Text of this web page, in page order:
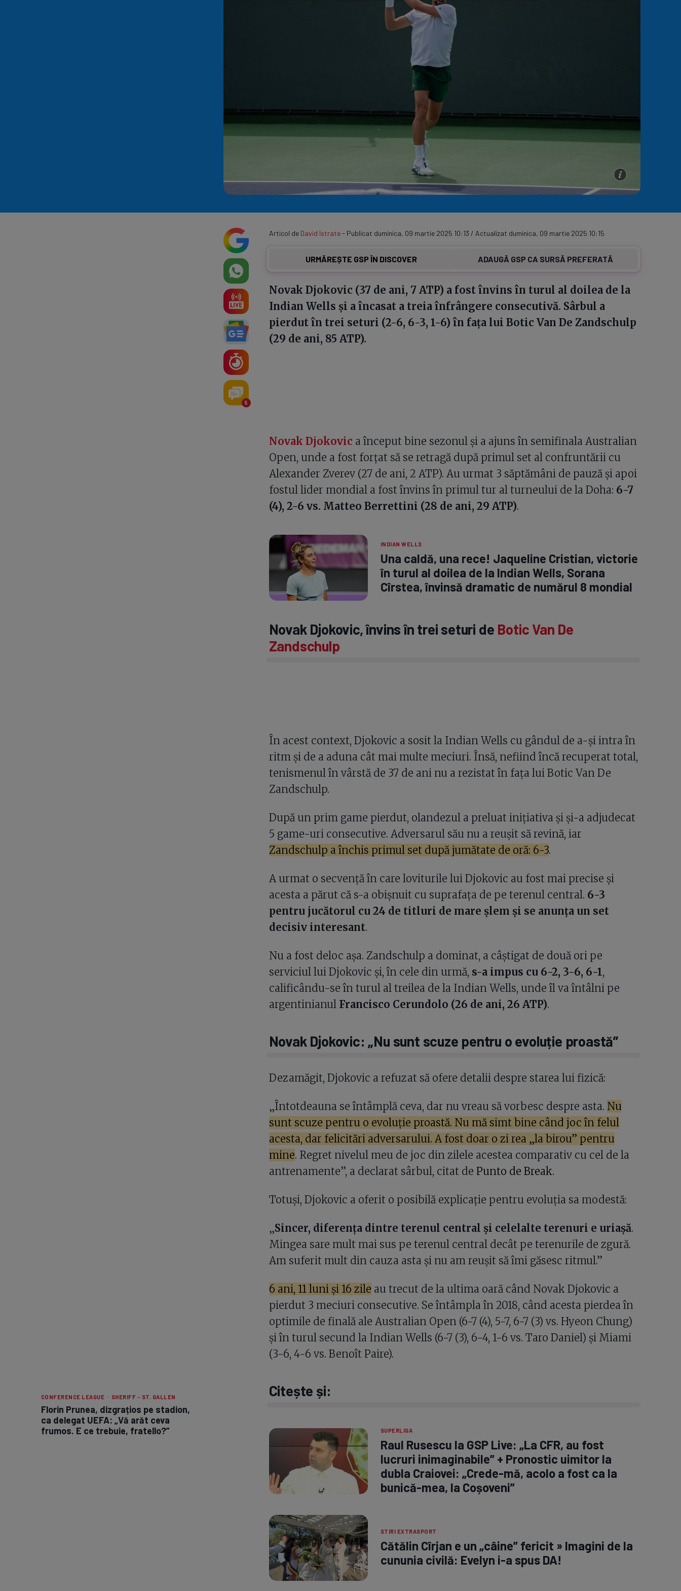
Serie A
Echipe
CONFERENCE LEAGUE · SHERIFF - ST. GALLEN
Florin Prunea, dizgrațios pe stadion,
ca delegat UEFA: „Vă arăt ceva
frumos. E ce trebuie, fratello?”
5
Articol de David Istrate- Publicat duminica, 09 martie 2025 10:13 / Actualizat duminica, 09 martie 2025 10:15
URMĂREȘTE GSP ÎN DISCOVER ADAUGĂ GSP CA SURSĂ PREFERATĂ
Novak Djokovic (37 de ani, 7 ATP) a fost învins în turul al doilea de la
Indian Wells și a încasat a treia înfrângere consecutivă. Sârbul a
pierdut în trei seturi (2-6, 6-3, 1-6) în fața lui Botic Van De Zandschulp
(29 de ani, 85 ATP).
Novak Djokovic a început bine sezonul și a ajuns în semifinala Australian
Open, unde a fost forțat să se retragă după primul set al confruntării cu
Alexander Zverev (27 de ani, 2 ATP). Au urmat 3 săptămâni de pauză și apoi
fostul lider mondial a fost învins în primul tur al turneului de la Doha: 6-7
(4), 2-6 vs. Matteo Berrettini (28 de ani, 29 ATP).
INDIAN WELLS
Una caldă, una rece! Jaqueline Cristian, victorie
în turul al doilea de la Indian Wells, Sorana
Cîrstea, învinsă dramatic de numărul 8 mondial
Novak Djokovic, învins în trei seturi de Botic Van De
Zandschulp
În acest context, Djokovic a sosit la Indian Wells cu gândul de a-și intra în
ritm și de a aduna cât mai multe meciuri. Însă, nefiind încă recuperat total,
tenismenul în vârstă de 37 de ani nu a rezistat în fața lui Botic Van De
Zandschulp.
După un prim game pierdut, olandezul a preluat inițiativa și și-a adjudecat
5 game-uri consecutive. Adversarul său nu a reușit să revină, iar
Zandschulp a închis primul set după jumătate de oră: 6-3.
A urmat o secvență în care loviturile lui Djokovic au fost mai precise și
acesta a părut că s-a obișnuit cu suprafața de pe terenul central. 6-3
pentru jucătorul cu 24 de titluri de mare șlem și se anunța un set
decisiv interesant.
Nu a fost deloc așa. Zandschulp a dominat, a câștigat de două ori pe
serviciul lui Djokovic și, în cele din urmă, s-a impus cu 6-2, 3-6, 6-1,
calificându-se în turul al treilea de la Indian Wells, unde îl va întâlni pe
argentinianul Francisco Cerundolo (26 de ani, 26 ATP).
Novak Djokovic: „Nu sunt scuze pentru o evoluție proastă”
Dezamăgit, Djokovic a refuzat să ofere detalii despre starea lui fizică:
„Întotdeauna se întâmplă ceva, dar nu vreau să vorbesc despre asta. Nu
sunt scuze pentru o evoluție proastă. Nu mă simt bine când joc în felul
acesta, dar felicitări adversarului. A fost doar o zi rea „la birou” pentru
mine. Regret nivelul meu de joc din zilele acestea comparativ cu cel de la
antrenamente”, a declarat sârbul, citat de Punto de Break.
Totuși, Djokovic a oferit o posibilă explicație pentru evoluția sa modestă:
„Sincer, diferența dintre terenul central și celelalte terenuri e uriașă.
Mingea sare mult mai sus pe terenul central decât pe terenurile de zgură.
Am suferit mult din cauza asta și nu am reușit să îmi găsesc ritmul.”
6 ani, 11 luni și 16 zile au trecut de la ultima oară când Novak Djokovic a
pierdut 3 meciuri consecutive. Se întâmpla în 2018, când acesta pierdea în
optimile de finală ale Australian Open (6-7 (4), 5-7, 6-7 (3) vs. Hyeon Chung)
și în turul secund la Indian Wells (6-7 (3), 6-4, 1-6 vs. Taro Daniel) și Miami
(3-6, 4-6 vs. Benoît Paire).
Citește și:
SUPERLIGA
Raul Rusescu la GSP Live: „La CFR, au fost
lucruri inimaginabile” + Pronostic uimitor la
dubla Craiovei: „Crede-mă, acolo a fost ca la
bunică-mea, la Coșoveni”
STIRI EXTRASPORT
Cătălin Cîrjan e un „câine” fericit » Imagini de la
cununia civilă: Evelyn i-a spus DA!